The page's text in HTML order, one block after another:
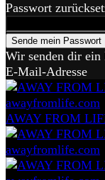
Passwort
Wir senden dir ein
E-Mail-Adresse
AWAY FROM